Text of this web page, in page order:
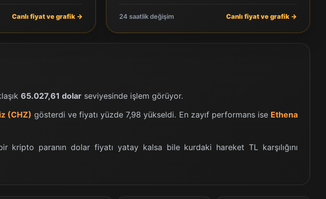
Canlı fiyat ve grafik → 24 saatlik değişim Canlı fiyat ve grafik →
65.027,61 dolar seviyesinde işlem görüyor.
(CHZ) gösterdi ve fiyatı yüzde 7,98 yükseldi. En zayıf performans ise Ethena
kripto paranın dolar fiyatı yatay kalsa bile kurdaki hareket TL karşılığını